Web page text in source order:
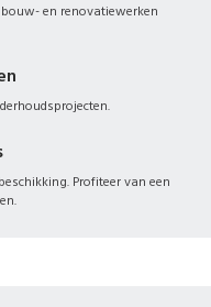
en renovatiewerken
Profiteer van een